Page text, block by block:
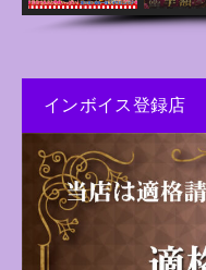
インボイス登録店